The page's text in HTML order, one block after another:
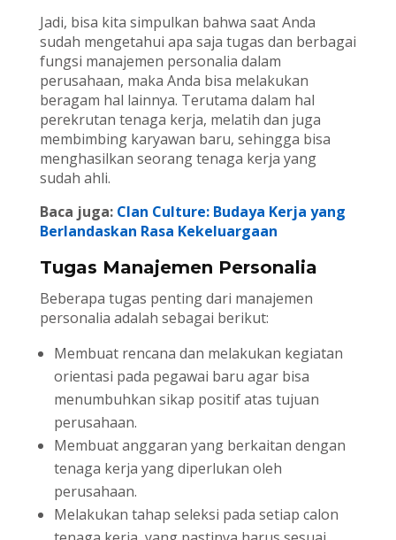
Jadi, bisa kita simpulkan bahwa saat Anda
sudah mengetahui apa saja tugas dan berbagai
fungsi manajemen personalia dalam
perusahaan, maka Anda bisa melakukan
beragam hal lainnya. Terutama dalam hal
perekrutan tenaga kerja, melatih dan juga
membimbing karyawan baru, sehingga bisa
menghasilkan seorang tenaga kerja yang
sudah ahli.
Baca juga: Clan Culture: Budaya Kerja yang
Berlandaskan Rasa Kekeluargaan
Tugas Manajemen Personalia
Beberapa tugas penting dari manajemen
personalia adalah sebagai berikut:
Membuat rencana dan melakukan kegiatan
orientasi pada pegawai baru agar bisa
menumbuhkan sikap positif atas tujuan
perusahaan.
Membuat anggaran yang berkaitan dengan
tenaga kerja yang diperlukan oleh
perusahaan.
Melakukan tahap seleksi pada setiap calon